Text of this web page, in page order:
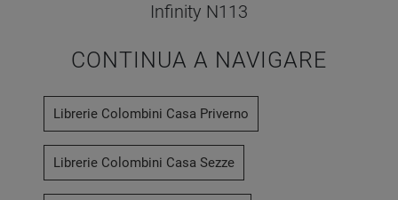
Infinity N113
CONTINUA A NAVIGARE
Librerie Colombini Casa Priverno
Librerie Colombini Casa Sezze